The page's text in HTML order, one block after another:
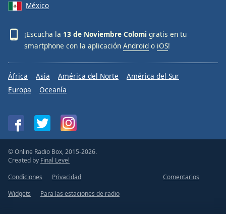
México
¡Escucha la 13 de Noviembre Colomi gratis en tu
smartphone con la aplicación Android o iOS!
África Asia América del Norte
América del Sur
Europa
Oceanía
© Online Radio Box, 2015-2026.
Created by Final Level
Condiciones
Privacidad
Comentarios
Widgets
Para las estaciones de radio